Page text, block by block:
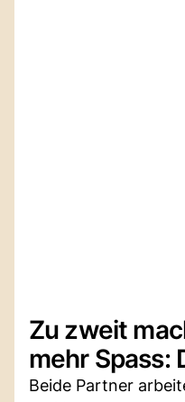
Zu zweit
mehr Spass:
Beide Partner